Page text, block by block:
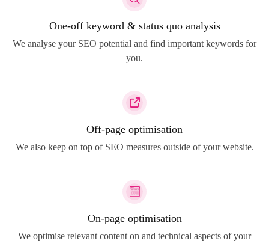
One-off keyword & status quo analysis
We analyse your SEO potential and find important keywords for
you.
Off-page optimisation
We also keep on top of SEO measures outside of your website.
On-page optimisation
We optimise relevant content on and technical aspects of your